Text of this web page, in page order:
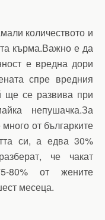
количеството и
кърма.Важно е да
е вредна дори
спре вредния
ще се развива при
непушачка.За
от българките
си, а едва 30%
че чакат
80% от жените
месеца.